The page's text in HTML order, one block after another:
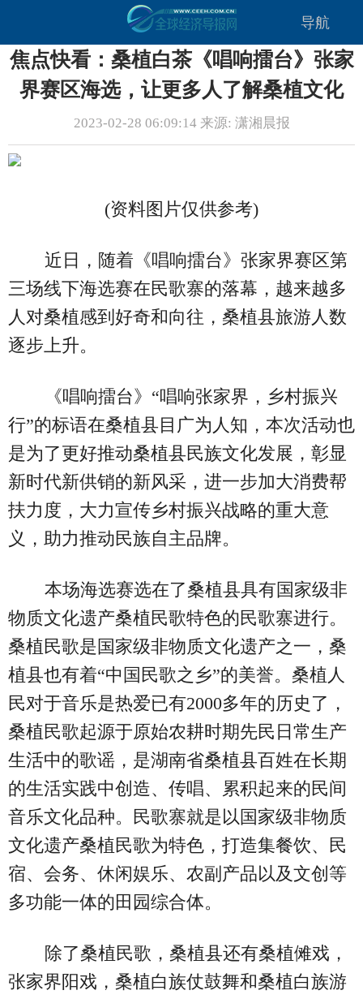
导航
焦点快看：桑植白茶《唱响擂台》张家
界赛区海选，让更多人了解桑植文化
2023-02-28 06:09:14 来源: 潇湘晨报
(资料图片仅供参考)
近日，随着《唱响擂台》张家界赛区第
三场线下海选赛在民歌寨的落幕，越来越多
人对桑植感到好奇和向往，桑植县旅游人数
逐步上升。
《唱响擂台》“唱响张家界，乡村振兴
行”的标语在桑植县目广为人知，本次活动也
是为了更好推动桑植县民族文化发展，彰显
新时代新供销的新风采，进一步加大消费帮
扶力度，大力宣传乡村振兴战略的重大意
义，助力推动民族自主品牌。
本场海选赛选在了桑植县具有国家级非
物质文化遗产桑植民歌特色的民歌寨进行。
桑植民歌是国家级非物质文化遗产之一，桑
植县也有着“中国民歌之乡”的美誉。桑植人
民对于音乐是热爱已有2000多年的历史了，
桑植民歌起源于原始农耕时期先民日常生产
生活中的歌谣，是湖南省桑植县百姓在长期
的生活实践中创造、传唱、累积起来的民间
音乐文化品种。民歌寨就是以国家级非物质
文化遗产桑植民歌为特色，打造集餐饮、民
宿、会务、休闲娱乐、农副产品以及文创等
多功能一体的田园综合体。
除了桑植民歌，桑植县还有桑植傩戏，
张家界阳戏，桑植白族仗鼓舞和桑植白族游